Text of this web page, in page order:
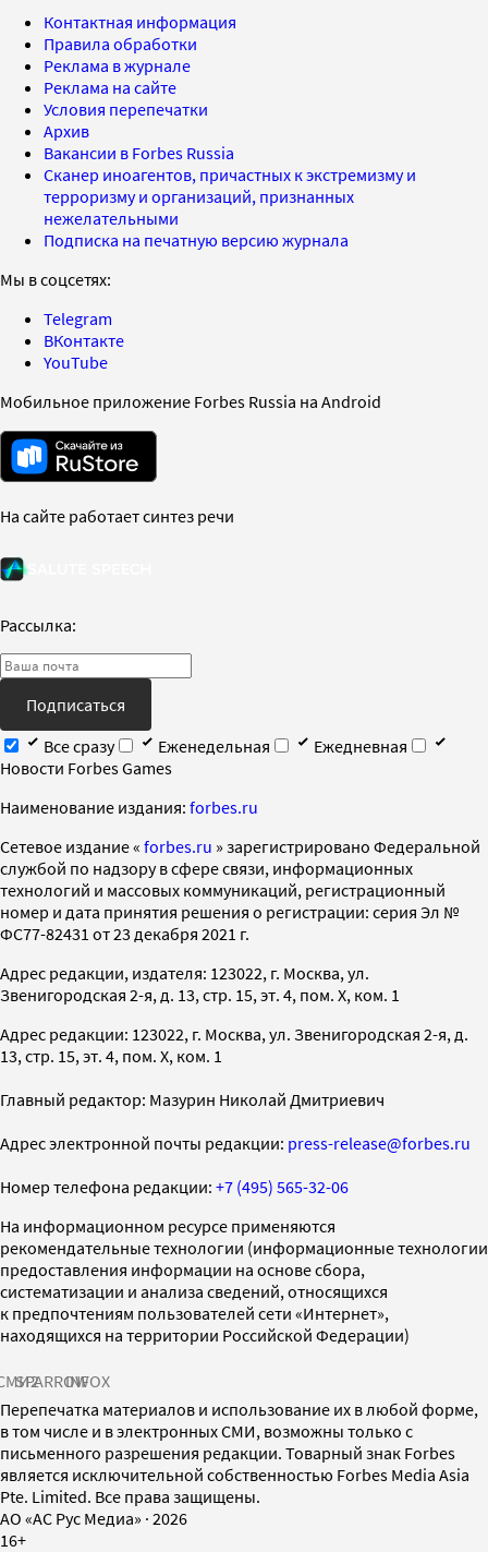
Контактная информация
Правила обработки
Реклама в журнале
Реклама на сайте
Условия перепечатки
Архив
Вакансии в Forbes Russia
Сканер иноагентов, причастных к экстремизму и
терроризму и организаций, признанных
нежелательными
Подписка на печатную версию журнала
Мы в соцсетях:
Telegram
ВКонтакте
YouTube
Мобильное приложение Forbes Russia на Android
На сайте работает синтез речи
Рассылка:
Подписаться
Все сразу
Еженедельная
Ежедневная
Новости Forbes Games
Наименование издания: forbes.ru
Cетевое издание « forbes.ru » зарегистрировано Федеральной
службой по надзору в сфере связи, информационных
технологий и массовых коммуникаций, регистрационный
номер и дата принятия решения о регистрации: серия Эл №
ФС77-82431 от 23 декабря 2021 г.
Адрес редакции, издателя: 123022, г. Москва, ул.
Звенигородская 2-я, д. 13, стр. 15, эт. 4, пом. X, ком. 1
Адрес редакции: 123022, г. Москва, ул. Звенигородская 2-я, д.
13, стр. 15, эт. 4, пом. X, ком. 1
Главный редактор: Мазурин Николай Дмитриевич
Адрес электронной почты редакции: press-release@forbes.ru
Номер телефона редакции: +7 (495) 565-32-06
На информационном ресурсе применяются
рекомендательные технологии (информационные технологии
предоставления информации на основе сбора,
систематизации и анализа сведений, относящихся
к предпочтениям пользователей сети «Интернет»,
находящихся на территории Российской Федерации)
SPARROWINFOX
Перепечатка материалов и использование их в любой форме,
в том числе и в электронных СМИ, возможны только с
письменного разрешения редакции. Товарный знак Forbes
является исключительной собственностью Forbes Media Asia
Pte. Limited. Все права защищены.
AO «АС Рус Медиа» · 2026
16+